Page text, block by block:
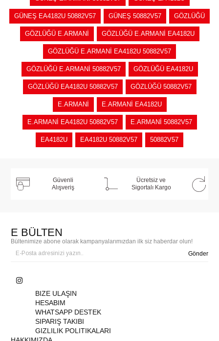
GÜNEŞ EA4182U 50882V57 GÜNEŞ 50882V57 GÖZLÜĞÜ
GÖZLÜĞÜ E.ARMANİ GÖZLÜĞÜ E.ARMANİ EA4182U
GÖZLÜĞÜ E.ARMANİ EA4182U 50882V57
GÖZLÜĞÜ E.ARMANİ 50882V57 GÖZLÜĞÜ EA4182U
GÖZLÜĞÜ EA4182U 50882V57 GÖZLÜĞÜ 50882V57
E.ARMANİ E.ARMANİ EA4182U
E.ARMANİ EA4182U 50882V57 E.ARMANİ 50882V57
EA4182U EA4182U 50882V57 50882V57
Güvenli
Alışveriş
Ücretsiz ve
Sigortalı Kargo
E BÜLTEN
Bültenimize abone olarak kampanyalarımızdan ilk siz haberdar olun!
Gönder
BIZE ULAŞIN
HESABIM
WHATSAPP DESTEK
SIPARIŞ TAKIBI
GIZLILIK POLITIKALARI